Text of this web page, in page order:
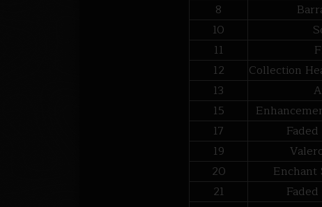
8
10
11
12
Collection
13
15
17
19
20
Enchant
21